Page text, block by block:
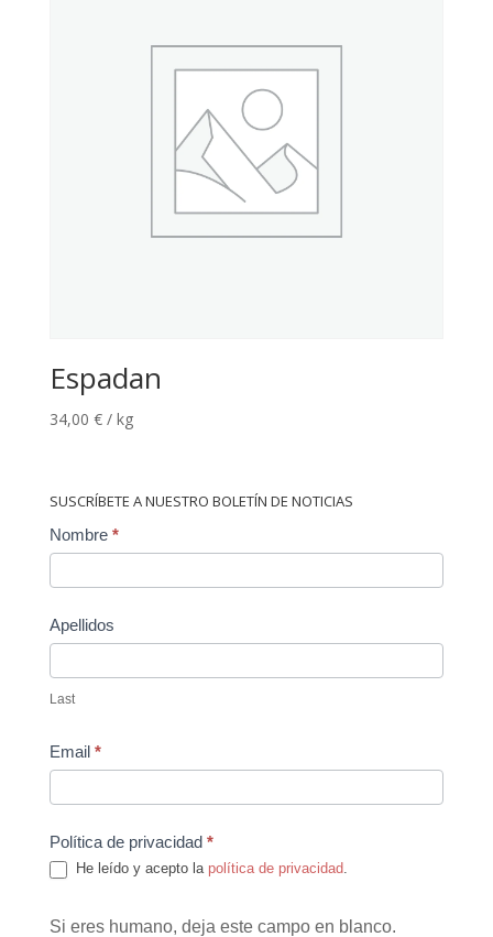
Espadan
34,00 € / kg
SUSCRÍBETE A NUESTRO BOLETÍN DE NOTICIAS
Contact
Nombre *
Apellidos
Last
Email *
Política de privacidad *
He leído y acepto la política de privacidad
Si eres humano, deja este campo en blanco.